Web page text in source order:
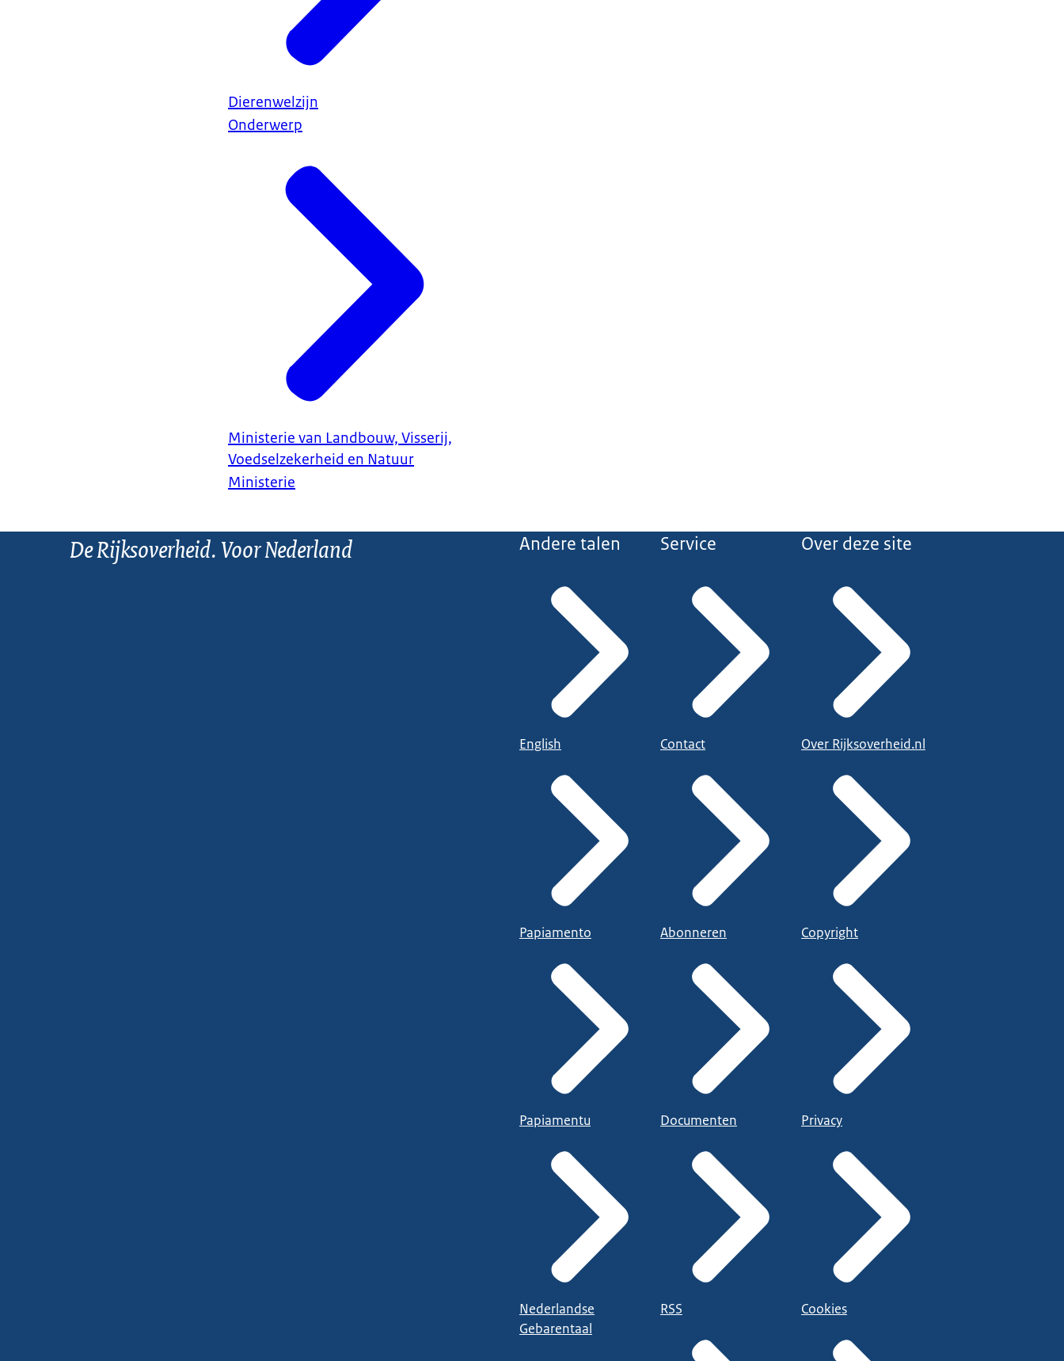
Dierenwelzijn
Onderwerp
Ministerie van Landbouw, Visserij,
Voedselzekerheid en Natuur
Ministerie
De Rijksoverheid. Voor Nederland Andere talen
English
Papiamento
Papiamentu
Nederlandse
Gebarentaal
Service
Contact
Abonneren
Documenten
RSS
Over deze site
Over Rijksoverheid.nl
Copyright
Privacy
Cookies